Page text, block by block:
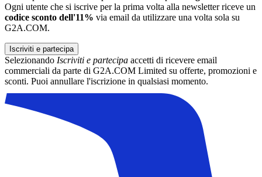
Ogni utente che si iscrive per la prima volta alla newsletter riceve un
codice sconto dell'11% via email da utilizzare una volta sola su
G2A.COM.
Iscriviti e partecipa
Selezionando Iscriviti e partecipa accetti di ricevere email
commerciali da parte di G2A.COM Limited su offerte, promozioni e
sconti. Puoi annullare l'iscrizione in qualsiasi momento.